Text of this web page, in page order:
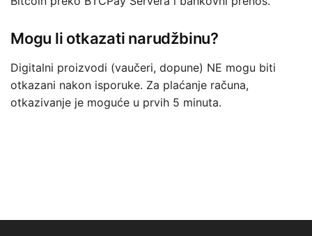
Mogu li otkazati narudžbinu?
Digitalni proizvodi (vaučeri, dopune) NE mogu biti
otkazani nakon isporuke. Za plaćanje računa,
otkazivanje je moguće u prvih 5 minuta.